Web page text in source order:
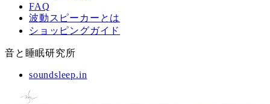
FAQ
波動スピーカーとは
ショッピングガイド
音と睡眠研究所
soundsleep.in